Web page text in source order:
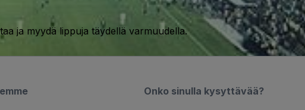
ja myydä lippuja täydellä varmuudella.
Onko sinulla kysyttävää?